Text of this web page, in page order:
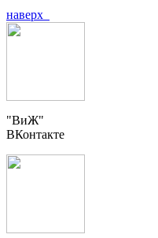
наверх
"ВиЖ"
ВКонтакте